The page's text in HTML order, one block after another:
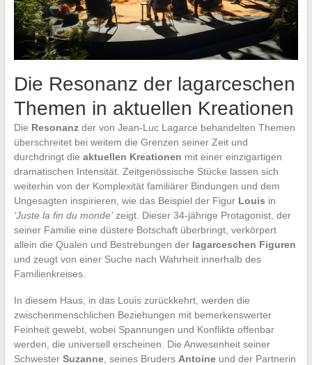
Die Resonanz der lagarceschen
Themen in aktuellen Kreationen
Die Resonanzder von Jean-Luc Lagarce behandelten Themen
überschreitet bei weitem die Grenzen seiner Zeit und
durchdringt die aktuellen Kreationen mit einer einzigartigen
dramatischen Intensität. Zeitgenössische Stücke lassen sich
weiterhin von der Komplexität familiärer Bindungen und dem
Ungesagten inspirieren, wie das Beispiel der Figur Louis in
‘Juste la fin du monde’zeigt. Dieser 34-jährige Protagonist, der
seiner Familie eine düstere Botschaft überbringt, verkörpert
allein die Qualen und Bestrebungen der lagarceschen Figuren
und zeugt von einer Suche nach Wahrheit innerhalb des
Familienkreises.
In diesem Haus, in das Louis zurückkehrt, werden die
zwischenmenschlichen Beziehungen mit bemerkenswerter
Feinheit gewebt, wobei Spannungen und Konflikte offenbar
werden, die universell erscheinen. Die Anwesenheit seiner
Schwester Suzanne, seines Bruders Antoineund der Partnerin